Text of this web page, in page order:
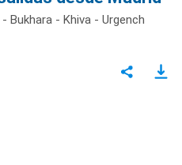
Bukhara - Khiva - Urgench